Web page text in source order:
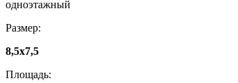
одноэтажный
Размер:
8,5x7,5
Площадь: